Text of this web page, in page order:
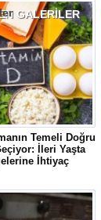
GALERİLER
Temeli Doğru
İleri Yaşta
İhtiyaç
kas ve kemik
dengeli
artıyor. Uzmanlar;